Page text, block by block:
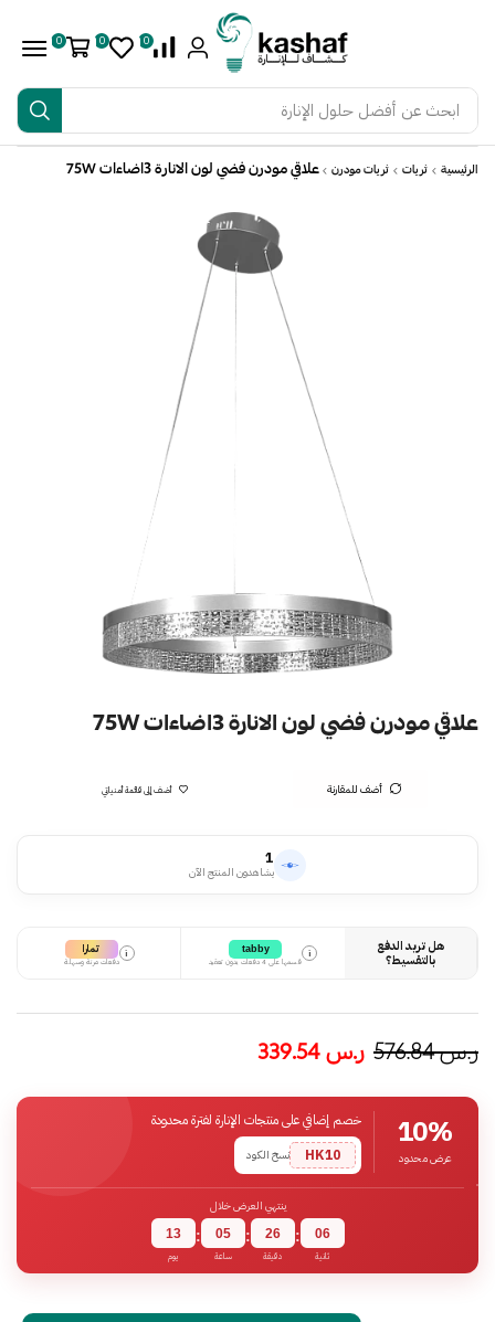
ابحث عن أفضل حلول الإنارة
0
0
0
الرئيسية ثريات ثريات مودرن علاقي مودرن فضي لون الانارة 3اضاءات 75W
علاقي مودرن فضي لون الانارة 3اضاءات 75W
أضف للمقارنة أضف إلى قائمة أمنياتي
1
يشاهدون المنتج الآن
هل تريد الدفع
بالتقسيط؟
i
tabby
قسمها على 4 دفعات بدون تعقيد
i تمارا
دفعات مرنة وسهلة
ر.س576.84 ر.س
10%
عرض محدود
خصم إضافي على منتجات الإنارة لفترة محدودة
HK10
نسخ الكود
ينتهي العرض خلال
13
يوم
: 05
ساعة
: 26
دقيقة
: 05
ثانية